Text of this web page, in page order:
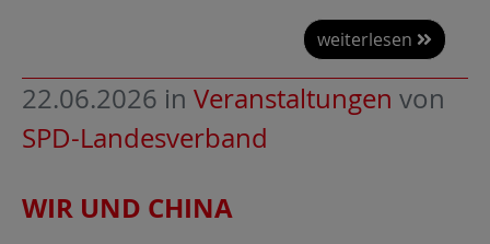
weiterlesen
22.06.2026 in Veranstaltungen von
SPD-Landesverband
WIR UND CHINA